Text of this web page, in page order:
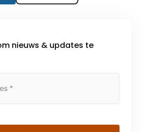
nieuws & updates te